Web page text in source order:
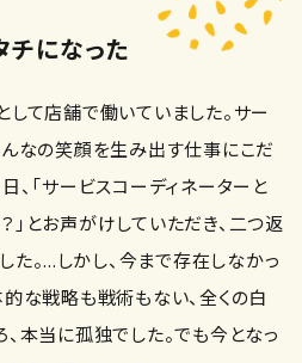
チになった
て店舗で働いていました。サー
んなの笑顔を生み出す仕事にこだ
、「サービスコーディネーターと
」とお声がけしていただき、二つ返
。...しかし、今まで存在しなかっ
な戦略も戦術もない、全くの白
本当に孤独でした。でも今となっ